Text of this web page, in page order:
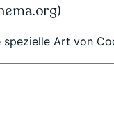
Art von